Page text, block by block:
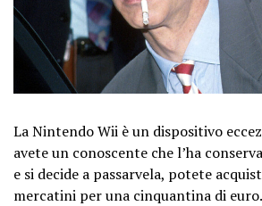
La Nintendo Wii è un dispositivo
avete un conoscente che l’ha
e si decide a passarvela, potete
mercatini per una cinquantina di euro.